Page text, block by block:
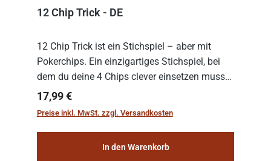
12 Chip Trick - DE
12 Chip Trick ist ein Stichspiel – aber mit
Pokerchips. Ein einzigartiges Stichspiel, bei
dem du deine 4 Chips clever einsetzen musst.
Wer die Chips mit dem höchsten Gesamtwert
hat, gewinnt die Runde. Aber Vorsicht: D...
Regulärer Preis:
17,99 €
Preise inkl. MwSt. zzgl. Versandkosten
In den Warenkorb